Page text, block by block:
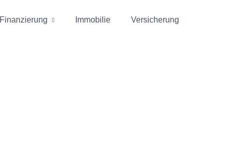
Finanzierung Immobilie Versicherung